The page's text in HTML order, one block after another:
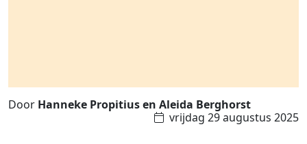
Door Hanneke Propitius en Aleida Berghorst
vrijdag 29 augustus 2025